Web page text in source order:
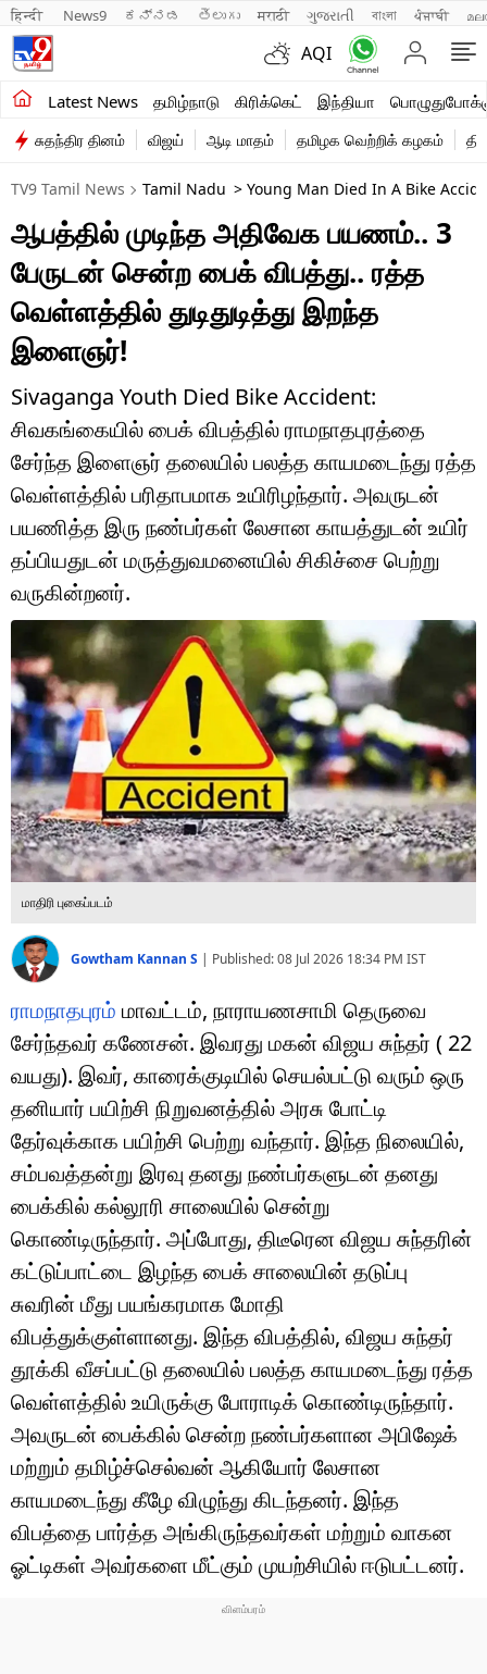
हिन्दी News9 ಕನ್ನಡ తెలుగు मराठी ગુજરાતી বাংলা ਪੰਜਾਬੀ
AQI
Latest News தமிழ்நாடு கிரிக்கெட் இந்தியா
சமீபத்திய செய்திகள்
தமிழ்நாடு
இந்தியா
உலகம்
விளையாட்டு
பொழுதுபோக்கு
லைஃப்ஸ்டைல்
வணிகம்
டெக்னாலஜி
ஆன்மீகம்
வைரல்
ஹெஃல்த்
ஷார்ட் வீடியோஸ்
வலை கதைகள்
போட்டோ கேலரி
சுதந்திர தினம் விஜய் ஆடி மாதம் தமிழக வெற்றிக் கழகம்
TV9 Tamil News Tamil Nadu > Young Man Died In A Bike
ஆபத்தில் முடிந்த அதிவேக பயணம்.. 3
பேருடன் சென்ற பைக் விபத்து.. ரத்த
வெள்ளத்தில் துடிதுடித்து இறந்த
இளைஞர்!
Sivaganga Youth Died Bike Accident:
சிவகங்கையில் பைக் விபத்தில் ராமநாதபுரத்தை
சேர்ந்த இளைஞர் தலையில் பலத்த காயமடைந்து ரத்த
வெள்ளத்தில் பரிதாபமாக உயிரிழந்தார். அவருடன்
பயணித்த இரு நண்பர்கள் லேசான காயத்துடன் உயிர்
தப்பியதுடன் மருத்துவமனையில் சிகிச்சை பெற்று
வருகின்றனர்.
மாதிரி புகைப்படம்
Gowtham Kannan S | Published:08 Jul 2026 18:34 PM IST
ராமநாதபுரம் மாவட்டம், நாராயணசாமி தெருவை
சேர்ந்தவர் கணேசன். இவரது மகன் விஜய சுந்தர் ( 22
வயது). இவர், காரைக்குடியில் செயல்பட்டு வரும் ஒரு
தனியார் பயிற்சி நிறுவனத்தில் அரசு போட்டி
தேர்வுக்காக பயிற்சி பெற்று வந்தார். இந்த நிலையில்,
சம்பவத்தன்று இரவு தனது நண்பர்களுடன் தனது
பைக்கில் கல்லூரி சாலையில் சென்று
கொண்டிருந்தார். அப்போது, திடீரென விஜய சுந்தரின்
கட்டுப்பாட்டை இழந்த பைக் சாலையின் தடுப்பு
சுவரின் மீது பயங்கரமாக மோதி
விபத்துக்குள்ளானது. இந்த விபத்தில், விஜய சுந்தர்
தூக்கி வீசப்பட்டு தலையில் பலத்த காயமடைந்து ரத்த
வெள்ளத்தில் உயிருக்கு போராடிக் கொண்டிருந்தார்.
அவருடன் பைக்கில் சென்ற நண்பர்களான அபிஷேக்
மற்றும் தமிழ்ச்செல்வன் ஆகியோர் லேசான
காயமடைந்து கீழே விழுந்து கிடந்தனர். இந்த
விபத்தை பார்த்த அங்கிருந்தவர்கள் மற்றும் வாகன
ஓட்டிகள் அவர்களை மீட்கும் முயற்சியில் ஈடுபட்டனர்.